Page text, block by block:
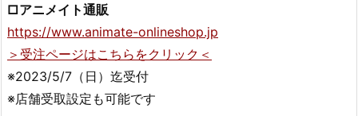
□アニメイト通販
https://www.animate-onlineshop.jp
＞受注ページはこちらをクリック＜
※2023/5/7（日）迄受付
※店舗受取設定も可能です